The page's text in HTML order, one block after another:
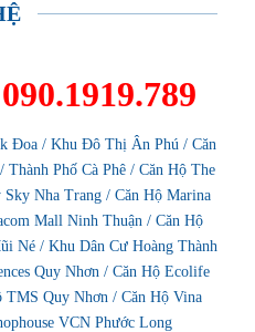
Đoa/ Khu Đô Thị Ân Phú/ Căn
/Thành Phố Cà Phê /Căn Hộ The
Sky Nha Trang /Căn Hộ Marina
Mall Ninh Thuận /Căn Hộ
Né/ Khu Dân Cư Hoàng Thành
Quy Nhơn /Căn Hộ Ecolife
TMS Quy Nhơn/ Căn Hộ Vina
VCN Phước Long